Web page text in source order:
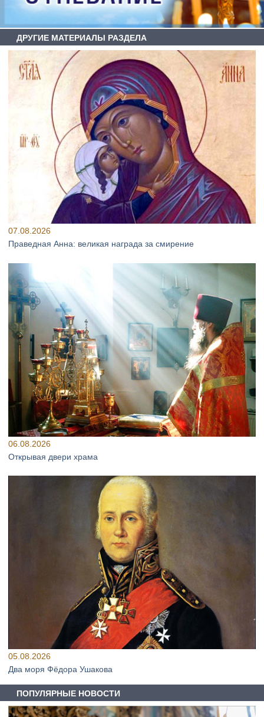
ДРУГИЕ МАТЕРИАЛЫ РАЗДЕЛА
07.08.2026
Праведная Анна: великая награда за смирение
06.08.2026
Открывая двери храма
05.08.2026
Два моря Фёдора Ушакова
ПОПУЛЯРНЫЕ НОВОСТИ